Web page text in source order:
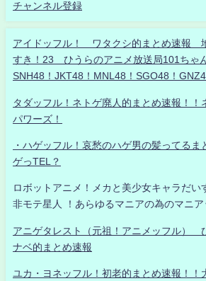
チャンネル登録
アイドッフル！ ワタクシ的まとめ速報
すき！23 ひうらのアニメ放送局101ちゃ
SNH48！JKT48！MNL48！SGO48！
タダッフル！ネトゲ廃人的まとめ速報！！
パワーズ！
・ハゲッフル！哀愁のハゲ男の髪ってるま
ゲっTEL？
ロボットアニメ！メカと美少女キャラだい
非モテ星人 ！あらゆるマニアの為のマニア
アニゲタレスト（元祖！アニメッフル）
ナベ的まとめ速報
ユカ・ヨネッフル！初老的まとめ速報！！